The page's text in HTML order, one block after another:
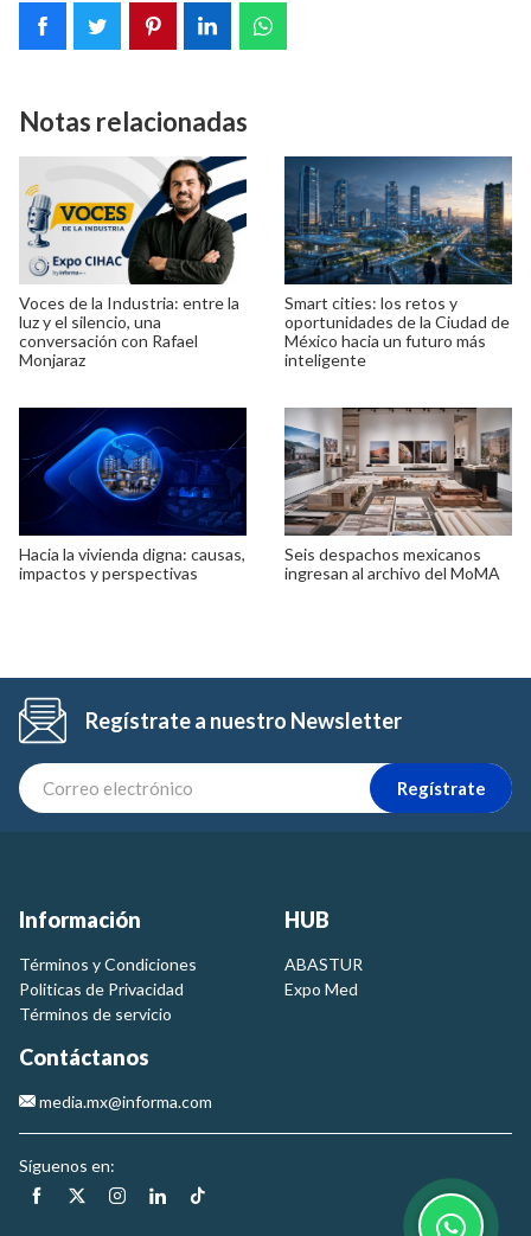
Notas relacionadas
Voces de la Industria: entre la
luz y el silencio, una
conversación con Rafael
Monjaraz
Smart cities: los retos y
oportunidades de la Ciudad de
México hacia un futuro más
inteligente
Hacia la vivienda digna: causas,
impactos y perspectivas
Seis despachos mexicanos
ingresan al archivo del MoMA
Regístrate a nuestro Newsletter
Regístrate
Información
Términos y Condiciones
Politicas de Privacidad
Términos de servicio
HUB
ABASTUR
Expo Med
Contáctanos
media.mx@informa.com
Síguenos en: